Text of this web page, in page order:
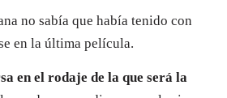
no sabía que había tenido con
en la última película.
en el rodaje de la que será la